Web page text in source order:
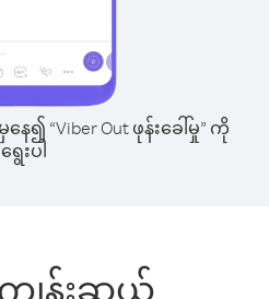
ေ၍ “Viber Out ဖုန်းခေါ်မှု” ကို
ရွေးပါ
ျွန်းဆွယ်